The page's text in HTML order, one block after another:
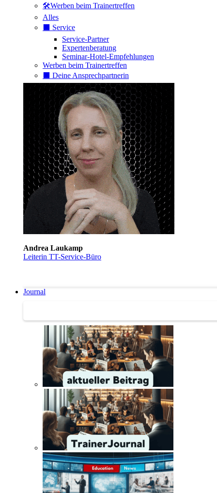
🛠️Werben beim Trainertreffen
Alles
⬛️ Service
Service-Partner
Expertenberatung
Seminar-Hotel-Empfehlungen
Werben beim Trainertreffen
⬛️ Deine Ansprechpartnerin
Andrea Laukamp
Leiterin TT-Service-Büro
Journal